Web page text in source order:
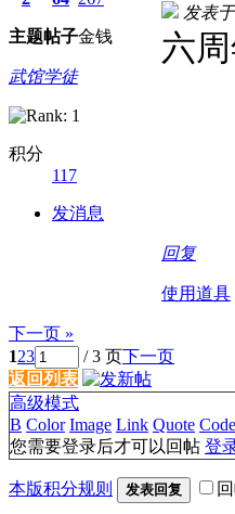
主题帖子金钱
武馆学徒
积分
117
发消息
发表
六
回复
使用道具
下一页 »
123 / 3 页下一页
返回列表
高级模式
B Color Image Link Quote Code
您需要登录后才可以回帖 登
本版积分规则 发表回复